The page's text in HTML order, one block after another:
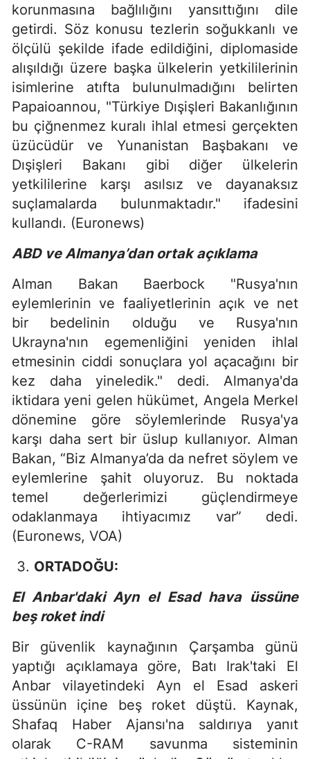
korunmasına bağlılığını yansıttığını dile
getirdi. Söz konusu tezlerin soğukkanlı ve
ölçülü şekilde ifade edildiğini, diplomaside
alışıldığı üzere başka ülkelerin yetkililerinin
isimlerine atıfta bulunulmadığını belirten
Papaioannou, "Türkiye Dışişleri Bakanlığının
bu çiğnenmez kuralı ihlal etmesi gerçekten
üzücüdür ve Yunanistan Başbakanı ve
Dışişleri Bakanı gibi diğer ülkelerin
yetkililerine karşı asılsız ve dayanaksız
suçlamalarda bulunmaktadır." ifadesini
kullandı. (Euronews)
ABD ve Almanya’dan ortak açıklama
Alman Bakan Baerbock "Rusya'nın
eylemlerinin ve faaliyetlerinin açık ve net
bir bedelinin olduğu ve Rusya'nın
Ukrayna'nın egemenliğini yeniden ihlal
etmesinin ciddi sonuçlara yol açacağını bir
kez daha yineledik." dedi. Almanya'da
iktidara yeni gelen hükümet, Angela Merkel
dönemine göre söylemlerinde Rusya'ya
karşı daha sert bir üslup kullanıyor. Alman
Bakan, “Biz Almanya’da da nefret söylem ve
eylemlerine şahit oluyoruz. Bu noktada
temel değerlerimizi güçlendirmeye
odaklanmaya ihtiyacımız var” dedi.
(Euronews, VOA)
ORTADOĞU:
El Anbar'daki Ayn el Esad hava üssüne
beş roket indi
Bir güvenlik kaynağının Çarşamba günü
yaptığı açıklamaya göre, Batı Irak'taki El
Anbar vilayetindeki Ayn el Esad askeri
üssünün içine beş roket düştü. Kaynak,
Shafaq Haber Ajansı'na saldırıya yanıt
olarak C-RAM savunma sisteminin